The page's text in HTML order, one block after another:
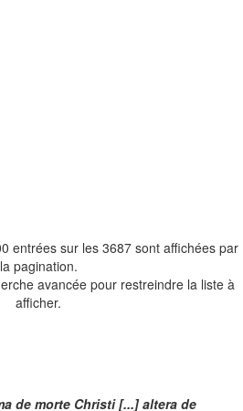
entrées sur les 3687 sont affichées par
la pagination.
avancée pour restreindre la liste à
afficher.
de morte Christi [...] altera de